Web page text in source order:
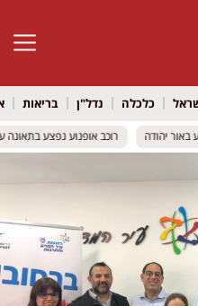
פתח
כלכלה נדל"ן בריאות
רוכב אופנוע נפצע בתאונה
רוכב אופנוע נפצע בתאונה